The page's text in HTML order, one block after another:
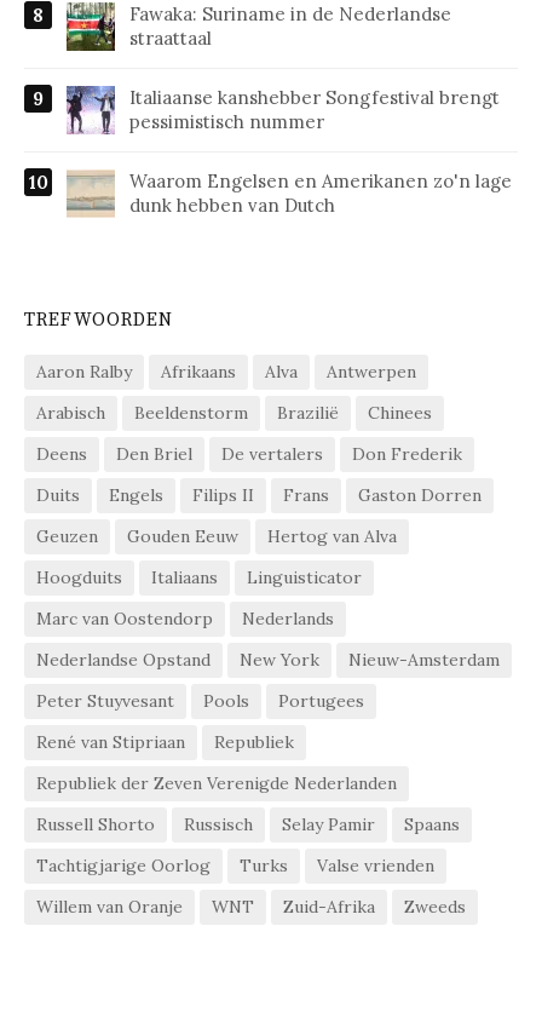
Fawaka: Suriname in de Nederlandse
straattaal
Italiaanse kanshebber Songfestival brengt
pessimistisch nummer
Waarom Engelsen en Amerikanen zo'n lage
dunk hebben van Dutch
TREFWOORDEN
Aaron Ralby Afrikaans Alva
Antwerpen
Arabisch
Beeldenstorm Brazilië
Chinees
Deens
Den Briel De vertalers
Don Frederik
Duits
Engels Filips II Frans
Gaston Dorren
Geuzen
Gouden Eeuw
Hertog van Alva
Hoogduits
Italiaans
Linguisticator
Marc van Oostendorp
Nederlands
Nederlandse Opstand
New York
Nieuw-Amsterdam
Peter Stuyvesant
Pools
Portugees
René van Stipriaan
Republiek
Republiek der Zeven Verenigde Nederlanden
Russell Shorto
Russisch Selay Pamir
Spaans
Tachtigjarige Oorlog
Turks
Valse vrienden
Willem van Oranje
WNT Zuid-Afrika Zweeds